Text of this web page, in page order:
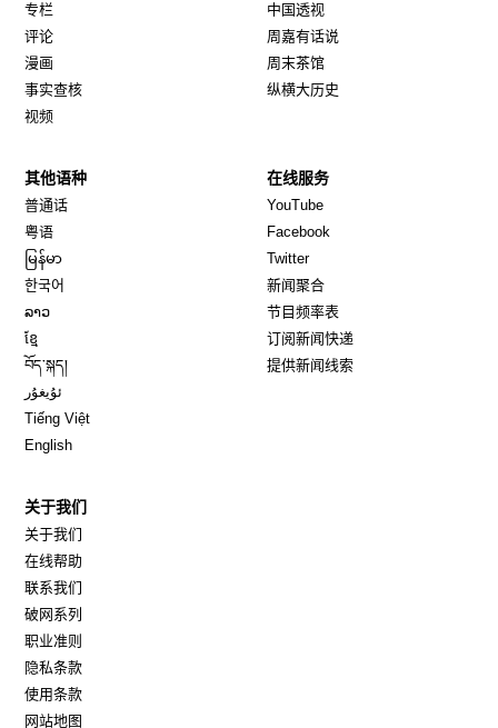
专栏
评论
漫画
事实查核
视频
中国透视
周嘉有话说
周末茶馆
纵横大历史
其他语种
普通话
粤语
မြန်မာ
한국어
ລາວ
ខ្មែ
བོད་སྐད།
ئۇيغۇر
Tiếng Việt
English
在线服务
YouTube
Facebook
TwitterOpens in new window
新闻聚合
节目频率表
订阅新闻快递
提供新闻线索
关于我们
关于我们
在线帮助
联系我们
破网系列
职业准则
隐私条款
使用条款
网站地图